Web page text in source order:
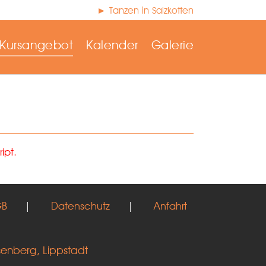
► Tanzen in Salzkotten
Kursangebot Kalender Galerie
| Datenschutz | Anfahrt
Lippstadt